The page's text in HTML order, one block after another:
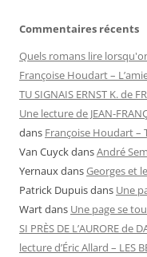
Commentaires récents
Quels romans lire
Françoise Houdart –
TU SIGNAIS ERNST K. de
Une lecture de JEAN-
dans Françoise Houdart –
Van CuyckdansAndré
YernauxdansGeorges et
Patrick Dupuisdans Une
Wartdans Une page se
SI PRÈS DE L’AURORE de
lecture d’Éric Allard – LES